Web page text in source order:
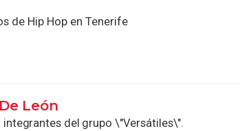
de Hip Hop en Tenerife
León
integrantes del grupo \"Versátiles\".